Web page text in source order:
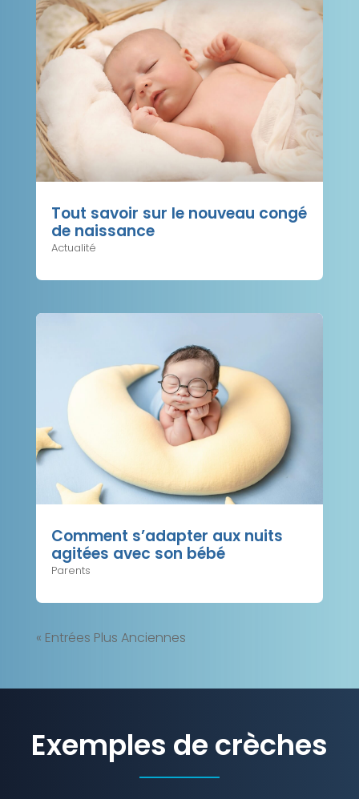
Tout savoir sur le nouveau congé
de naissance
Actualité
Comment s’adapter aux nuits
agitées avec son bébé
Parents
« Entrées Plus Anciennes
Exemples de crèches